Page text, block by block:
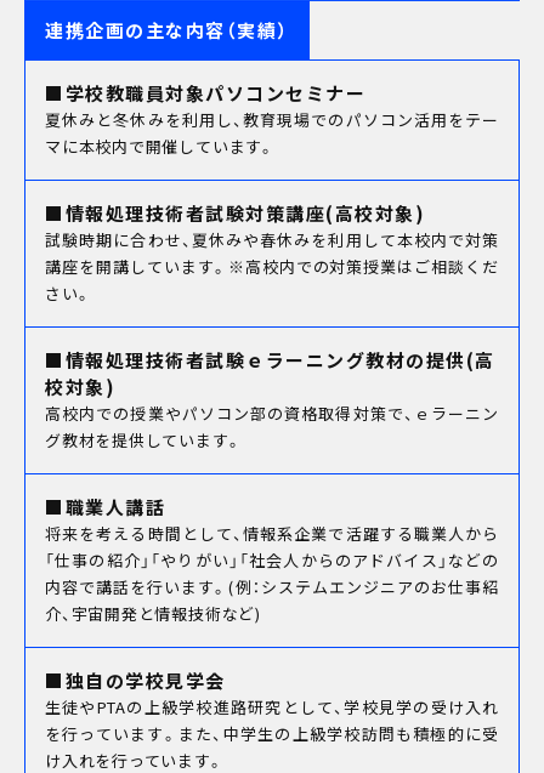
次回
8/16
お知らせ
eDCグループ
交通アクセス
お問い合わせ
資料請求
オンデマンド学校説明
対象者別メニュー
高校既卒者の方へ
保護者の方へ
学校教職員の方へ
企業の方へ
卒業生の方へ
同窓会
その他メニュー
個人情報保護方針
自己点検・自己評価
カスタマーハラスメントに対する方針
連携企画の主な内容（実績）
■学校教職員対象パソコンセミナー
夏休みと冬休みを利用し、教育現場でのパソコン活用をテー
マに本校内で開催しています。
■情報処理技術者試験対策講座(高校対象)
試験時期に合わせ、夏休みや春休みを利用して本校内で対策
講座を開講しています。 ※高校内での対策授業はご相談くだ
さい。
■情報処理技術者試験ｅラーニング教材の提供(高
校対象)
高校内での授業やパソコン部の資格取得対策で、ｅラーニン
グ教材を提供しています。
■職業人講話
将来を考える時間として、情報系企業で活躍する職業人から
「仕事の紹介」「やりがい」「社会人からのアドバイス」などの
内容で講話を行います。(例：システムエンジニアのお仕事紹
介、宇宙開発と情報技術など)
■独自の学校見学会
生徒やPTAの上級学校進路研究として、学校見学の受け入れ
を行っています。 また、中学生の上級学校訪問も積極的に受
け入れを行っています。